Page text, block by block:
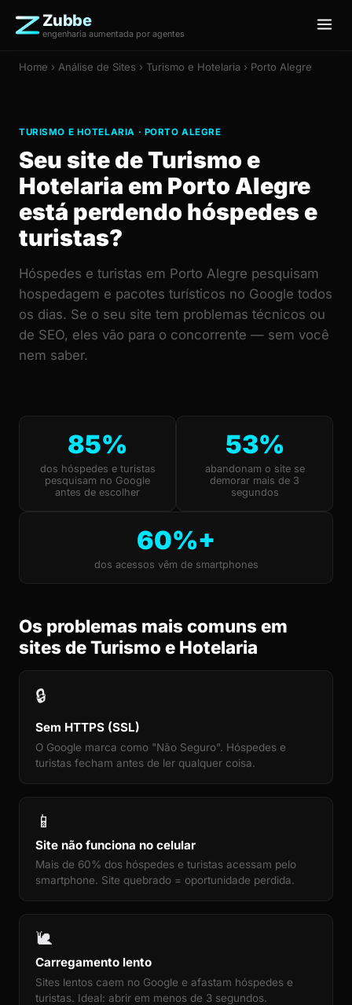
Zubbe
engenharia aumentada por agentes
Home › Análise de Sites › Turismo e Hotelaria › Porto Alegre
TURISMO E HOTELARIA · PORTO ALEGRE
Seu site de Turismo e
Hotelaria em Porto Alegre
está perdendo hóspedes e
turistas?
Hóspedes e turistas em Porto Alegre pesquisam
hospedagem e pacotes turísticos no Google todos
os dias. Se o seu site tem problemas técnicos ou
de SEO, eles vão para o concorrente — sem você
nem saber.
85%
dos hóspedes e turistas
pesquisam no Google
antes de escolher
53%
abandonam o site se
demorar mais de 3
segundos
60%+
dos acessos vêm de smartphones
Os problemas mais comuns em
sites de Turismo e Hotelaria
🔒
Sem HTTPS (SSL)
O Google marca como "Não Seguro". Hóspedes e
turistas fecham antes de ler qualquer coisa.
📱
Site não funciona no celular
Mais de 60% dos hóspedes e turistas acessam pelo
smartphone. Site quebrado = oportunidade perdida.
🐌
Carregamento lento
Sites lentos caem no Google e afastam hóspedes e
turistas. Ideal: abrir em menos de 3 segundos.